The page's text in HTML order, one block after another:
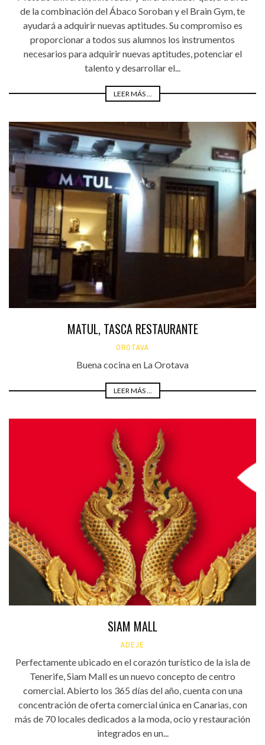
de la combinación del Ábaco Soroban y el Brain Gym, te
ayudará a adquirir nuevas aptitudes. Su compromiso es
proporcionar a todos sus alumnos los instrumentos
necesarios para adquirir nuevas aptitudes, potenciar el
talento y desarrollar el...
LEER MÁS ...
MATUL, TASCA RESTAURANTE
OROTAVA
Buena cocina en La Orotava
LEER MÁS ...
SIAM MALL
ADEJE
Perfectamente ubicado en el corazón turístico de la isla de
Tenerife, Siam Mall es un nuevo concepto de centro
comercial. Abierto los 365 días del año, cuenta con una
concentración de oferta comercial única en Canarias, con
más de 70 locales dedicados a la moda, ocio y restauración
integrados en un...